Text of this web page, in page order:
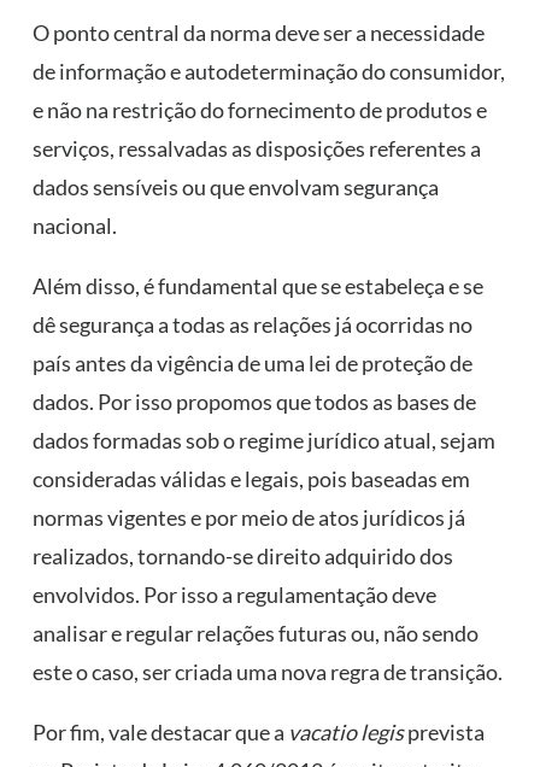
O ponto central da norma deve ser a necessidade
de informação e autodeterminação do consumidor,
e não na restrição do fornecimento de produtos e
serviços, ressalvadas as disposições referentes a
dados sensíveis ou que envolvam segurança
nacional.
Além disso, é fundamental que se estabeleça e se
dê segurança a todas as relações já ocorridas no
país antes da vigência de uma lei de proteção de
dados. Por isso propomos que todos as bases de
dados formadas sob o regime jurídico atual, sejam
consideradas válidas e legais, pois baseadas em
normas vigentes e por meio de atos jurídicos já
realizados, tornando-se direito adquirido dos
envolvidos. Por isso a regulamentação deve
analisar e regular relações futuras ou, não sendo
este o caso, ser criada uma nova regra de transição.
Por fim, vale destacar que a vacatio legisprevista